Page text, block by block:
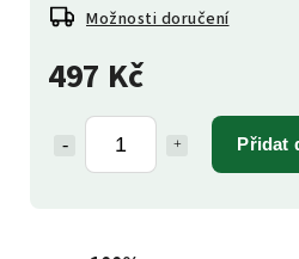
497 Kč
Přidat
Možnosti doručení